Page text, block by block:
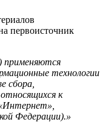
первоисточник
применяются
технологии
сбора,
к
Федерации).»